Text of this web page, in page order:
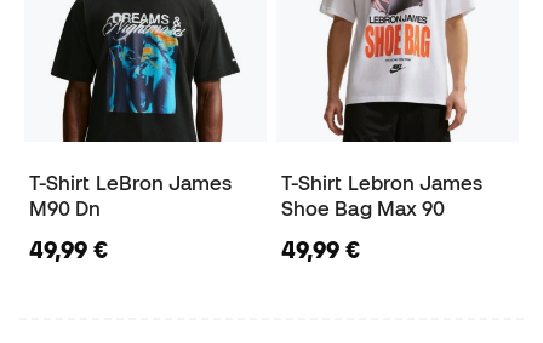
T-Shirt LeBron James
M90 Dn
49,99 €
T-Shirt Lebron James
Shoe Bag Max 90
49,99 €